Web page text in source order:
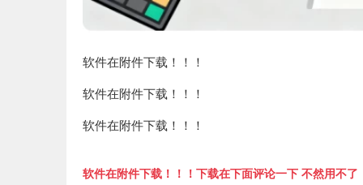
软件在附件下载！！！
软件在附件下载！！！
软件在附件下载！！！
软件在附件下载！！！下载在下面评论一下 不然用不了